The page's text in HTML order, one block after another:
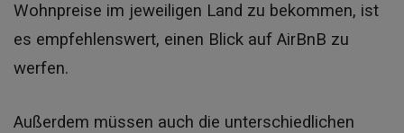
Wohnpreise im jeweiligen Land zu bekommen, ist
es empfehlenswert, einen Blick auf AirBnB zu
werfen.
Außerdem müssen auch die unterschiedlichen